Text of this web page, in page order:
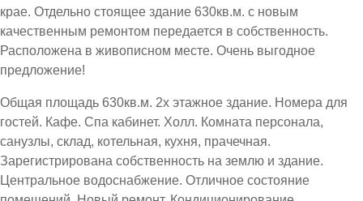
крае. Отдельно стоящее здание 630кв.м. с новым
качественным ремонтом передается в собственность.
Расположена в живописном месте. Очень выгодное
предложение!
Общая площадь 630кв.м. 2х этажное здание. Номера для
гостей. Кафе. Спа кабинет. Холл. Комната персонала,
санузлы, склад, котельная, кухня, прачечная.
Зарегистрирована собственность на землю и здание.
Центральное водоснабжение. Отличное состояние